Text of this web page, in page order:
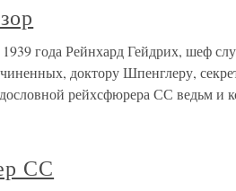
года Рейнхард Гейдрих, шеф
доктору Шпенглеру,
рейхсфюрера СС ведьм и
СС